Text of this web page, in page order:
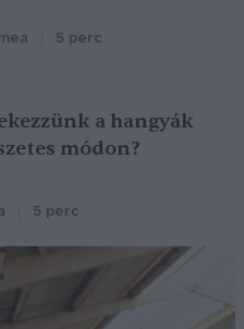
5 perc
a hangyák
módon?
5 perc